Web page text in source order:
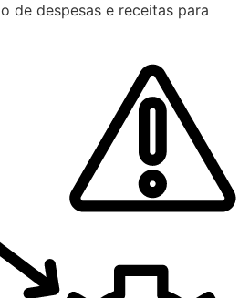
de despesas e receitas para